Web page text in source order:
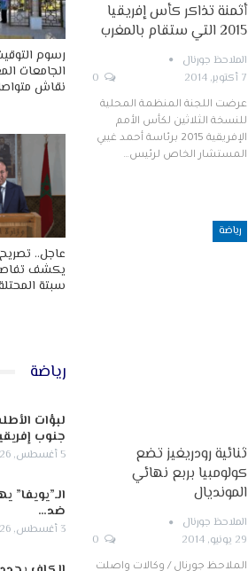
أثمنة تذاكر كأس إفريقيا
2015 التي ستقام بالمغرب
الملاحظ جورنال
7 أكتوبر, 2014
عرضت اللجنة المنظمة المحلية
للنسخة الثلاثين لكأس الأمم
الإفريقية 2015 برئاسة أحمد غيبي
المستشار الخاص لرئيس…
رياضة
ثنائية رودريغيز تضع
كولومبيا بربع نهائي
المونديال
الملاحظ جورنال
29 يونيو, 2014
الملاحظ جورنال / وكالات واصلت
رسوم
الجامعات
نقاش
عاجل.. تصريح
يكشف
سبتة
رياضة
لبؤات
جنوب
5 أغسطس, 2026
الـ”يويفا”
ضد…
3 أغسطس, 2026